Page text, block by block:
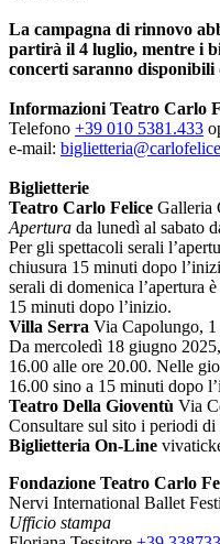
La campagna di rinnovo
partirà il 4 luglio, mentre i
concerti saranno disponibili
Informazioni Teatro Carlo
Telefono +39 010 5381.433
e-mail:
Biglietterie
Teatro Carlo Felice Galleria
Apertura da lunedì al sabato
Per gli spettacoli serali
chiusura 15 minuti dopo
serali di domenica l’apertura
15 minuti dopo l’inizio.
Villa Serra Via Capolungo,
Da mercoledì 18 giugno
16.00 alle ore 20.00. Nelle
16.00 sino a 15 minuti dopo
Teatro Della Gioventù Via
Consultare sul sito i periodi di
Biglietteria On-Line
Fondazione Teatro Carlo
Nervi International Ballet
Ufficio stampa